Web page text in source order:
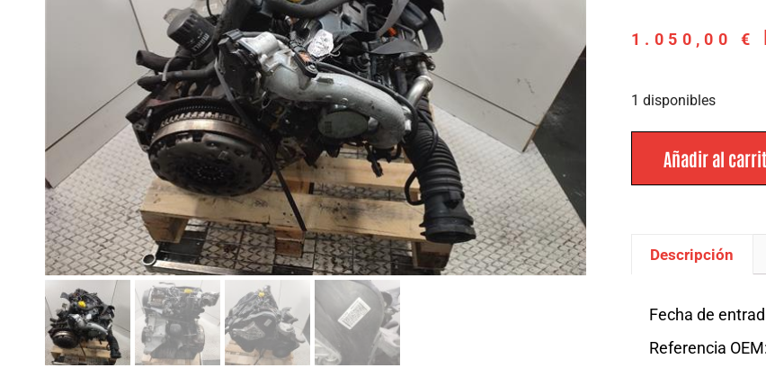
1.050,00 €
1 disponibles
Añadir al
Descripción
Fecha de
Referencia